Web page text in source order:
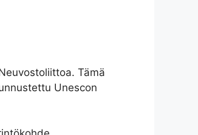
Tämä
Unescon